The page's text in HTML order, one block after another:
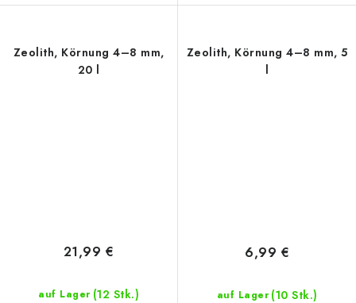
Zeolith, Körnung 4–8 mm,
20 l
auf Lager (12 Stk.)
21,99 €
Zeolith, Körnung 4–8 mm, 5
l
auf Lager (10 Stk.)
6,99 €